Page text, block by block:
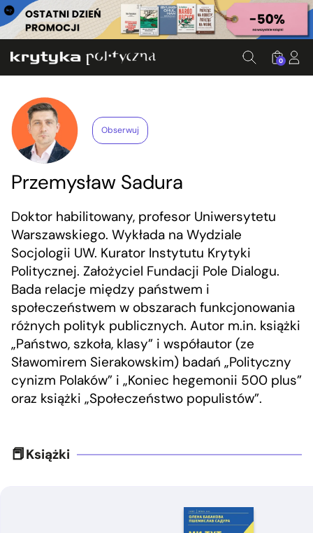
0
Obserwuj
Przemysław Sadura
Doktor habilitowany, profesor Uniwersytetu
Warszawskiego. Wykłada na Wydziale
Socjologii UW. Kurator Instytutu Krytyki
Politycznej. Założyciel Fundacji Pole Dialogu.
Bada relacje między państwem i
społeczeństwem w obszarach funkcjonowania
różnych polityk publicznych. Autor m.in. książki
„Państwo, szkoła, klasy” i współautor (ze
Sławomirem Sierakowskim) badań „Polityczny
cynizm Polaków” i „Koniec hegemonii 500 plus”
oraz książki „Społeczeństwo populistów”.
Książki